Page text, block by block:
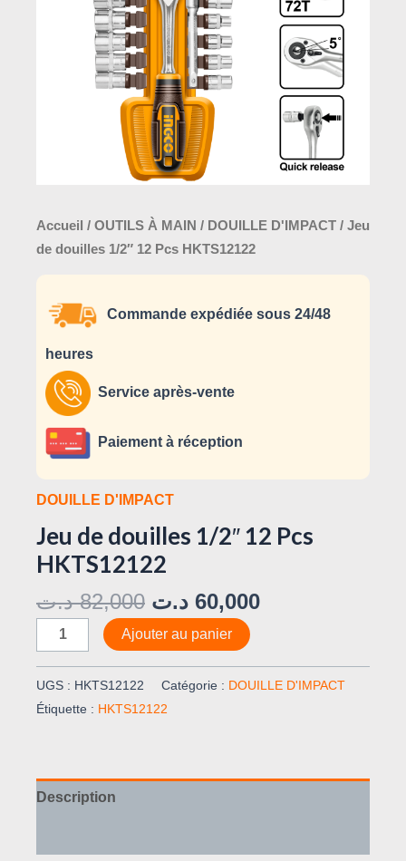
Accueil / OUTILS À MAIN / DOUILLE D'IMPACT / Jeu
de douilles 1/2″ 12 Pcs HKTS12122
Commande expédiée sous 24/48
heures
Service après-vente
Paiement à réception
DOUILLE D'IMPACT
Jeu de douilles 1/2″ 12 Pcs
HKTS12122
82,000 د.ت 60,000 د.ت
HKTS12122
Ajouter au panier
UGS : HKTS12122 Catégorie : DOUILLE D'IMPACT
Étiquette : HKTS12122
Description